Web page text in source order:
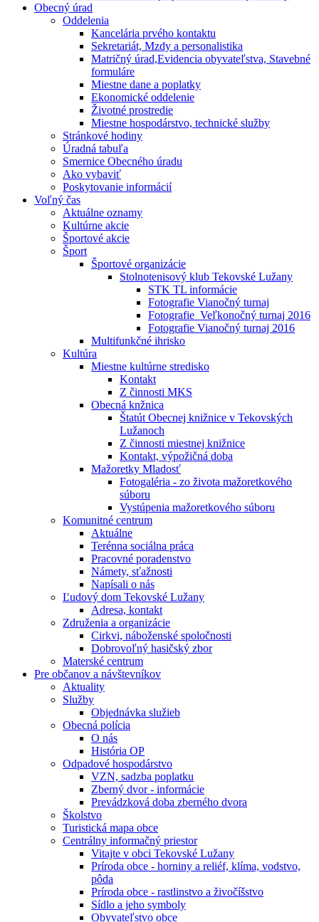
Obecný úrad
Oddelenia
Kancelária prvého kontaktu
Sekretariát, Mzdy a personalistika
Matričný úrad,Evidencia obyvateľstva, Stavebné
formuláre
Miestne dane a poplatky
Ekonomické oddelenie
Životné prostredie
Miestne hospodárstvo, technické služby
Stránkové hodiny
Úradná tabuľa
Smernice Obecného úradu
Ako vybaviť
Poskytovanie informácií
Voľný čas
Aktuálne oznamy
Kultúrne akcie
Športové akcie
Šport
Športové organizácie
Stolnotenisový klub Tekovské Lužany
STK TL informácie
Fotografie Vianočný turnaj
Fotografie_Veľkonočný turnaj 2016
Fotografie Vianočný turnaj 2016
Multifunkčné ihrisko
Kultúra
Miestne kultúrne stredisko
Kontakt
Z činnosti MKS
Obecná knžnica
Štatút Obecnej knižnice v Tekovských
Lužanoch
Z činnosti miestnej knižnice
Kontakt, výpožičná doba
Mažoretky Mladosť
Fotogaléria - zo života mažoretkového
súboru
Vystúpenia mažoretkového súboru
Komunitné centrum
Aktuálne
Terénna sociálna práca
Pracovné poradenstvo
Námety, sťažnosti
Napísali o nás
Ľudový dom Tekovské Lužany
Adresa, kontakt
Združenia a organizácie
Cirkvi, náboženské spoločnosti
Dobrovoľný hasičský zbor
Materské centrum
Pre občanov a návštevníkov
Aktuality
Služby
Objednávka služieb
Obecná polícia
O nás
História OP
Odpadové hospodárstvo
VZN, sadzba poplatku
Zberný dvor - informácie
Prevádzková doba zberného dvora
Školstvo
Turistická mapa obce
Centrálny informačný priestor
Vitajte v obci Tekovské Lužany
Príroda obce - horniny a reliéf, klíma, vodstvo,
pôda
Príroda obce - rastlinstvo a živočíšstvo
Sídlo a jeho symboly
Obyvateľstvo obce